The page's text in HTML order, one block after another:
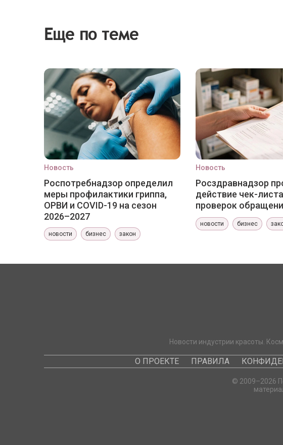
Еще по теме
Новость
Роспотребнадзор определил
меры профилактики гриппа,
ОРВИ и COVID-19 на сезон
2026–2027
новости бизнес закон
Новость
Росздравнадзор
действие чек-
проверок
новости бизнес
Новости индустрии красоты.
О ПРОЕКТЕ ПРАВИЛА
© 2009–2026